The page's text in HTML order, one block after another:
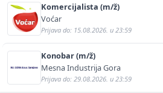
Komercijalista (m/ž)
Voćar
Prijava do: 15.08.2026. u 23:59
Konobar (m/ž)
Mesna Industrija Gora
Prijava do: 29.08.2026. u 23:59